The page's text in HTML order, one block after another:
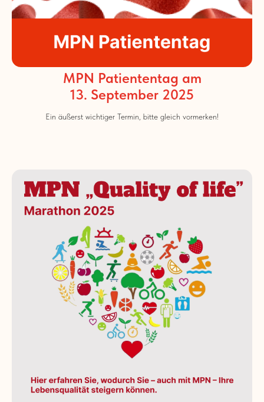
MPN Patiententag am
13. September 2025
Ein äußerst wichtiger Termin, bitte gleich vormerken!